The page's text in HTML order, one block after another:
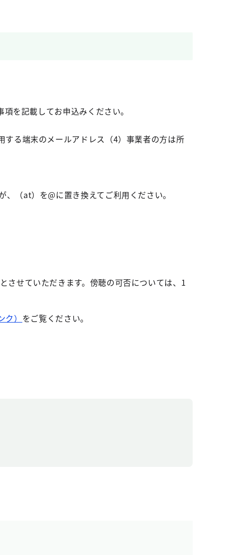
を記載してお申込みください。
る端末のメールアドレス（4）事業者の方は所
（at）を@に置き換えてご利用ください。
させていただきます。傍聴の可否については、1
） をご覧ください。